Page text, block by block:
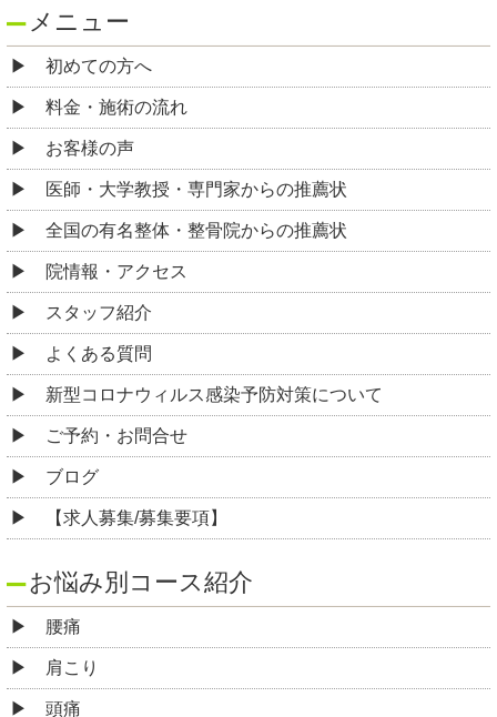
メニュー
初めての方へ
料金・施術の流れ
お客様の声
医師・大学教授・専門家からの推薦状
全国の有名整体・整骨院からの推薦状
院情報・アクセス
スタッフ紹介
よくある質問
新型コロナウィルス感染予防対策について
ご予約・お問合せ
ブログ
【求人募集/募集要項】
お悩み別コース紹介
腰痛
肩こり
頭痛